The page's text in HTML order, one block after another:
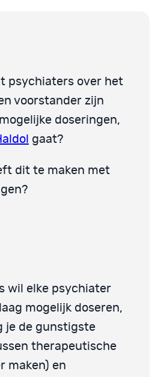
psychiaters over het
voorstander zijn
doseringen,
gaat?
dit te maken met
wil elke psychiater
mogelijk doseren,
je de gunstigste
therapeutische
maken) en